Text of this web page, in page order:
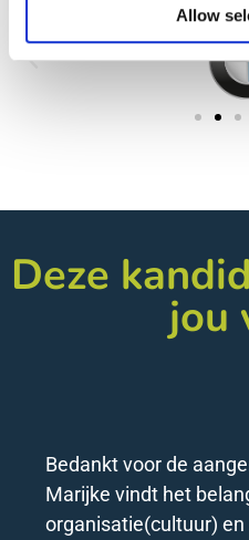
Allow
Deze
jou
Bedankt voor de
Marijke vindt het
organisatie(cultuur)